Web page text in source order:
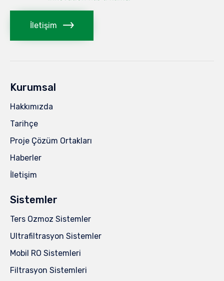
İletişim
Kurumsal
Hakkımızda
Tarihçe
Proje Çözüm Ortakları
Haberler
İletişim
Sistemler
Ters Ozmoz Sistemler
Ultrafiltrasyon Sistemler
Mobil RO Sistemleri
Filtrasyon Sistemleri